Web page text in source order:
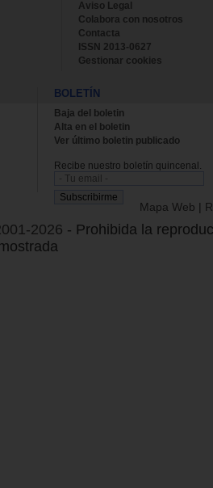
Aviso Legal
Colabora con nosotros
Contacta
ISSN 2013-0627
Gestionar cookies
BOLETÍN
Baja del boletin
Alta en el boletin
Ver último boletin publicado
Recibe nuestro boletín quincenal.
Mapa Web |
2026 - Prohibida la